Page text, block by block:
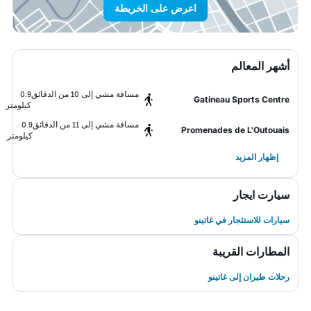
اعرض على الخريطة
أشهر المعالم
Gatineau Sports Centre
مسافة مشي إلى 10 من الدقائق
0.9
كيلومتر
Promenades de L'Outouais
مسافة مشي إلى 11 من الدقائق
0.9
كيلومتر
إظهار المزيد
سيارت ايجار
سيارات للاستئجار في غاتينو
المطارات القريبة
رحلات طيران إلى غاتينو